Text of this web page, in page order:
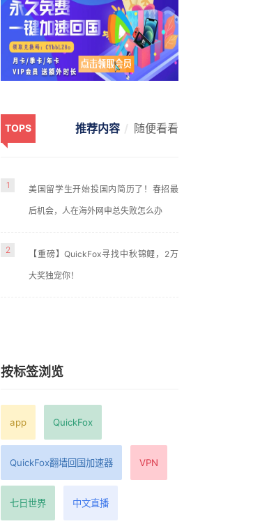
TOPS 推荐内容 随便看看
1 美国留学生开始投国内简历了！春招最
后机会，人在海外网申总失败怎么办
2 【重磅】QuickFox寻找中秋锦鲤，2万
大奖独宠你！
按标签浏览
app QuickFox
QuickFox翻墙回国加速器 VPN
七日世界 中文直播